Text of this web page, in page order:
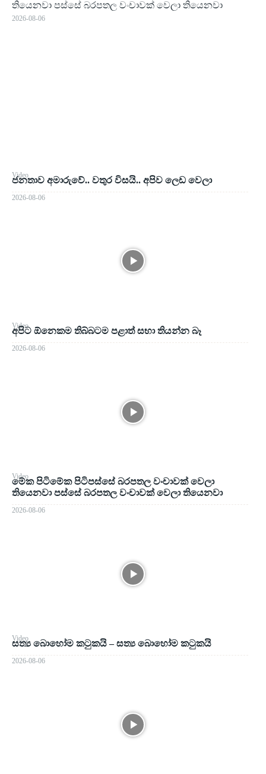
Video
ජනතාව අමාරුවේ.. වතුර විසයි.. අපිව ලෙඩ වෙලා
2026-08-06
Video
අපිට ඕනෙකම තිබ්බටම පළාත් සභා තියන්න බෑ
2026-08-06
Video
මේක පිටිමේක පිටිපස්සේ බරපතල වංචාවක් වෙලා
තියෙනවා පස්සේ බරපතල වංචාවක් වෙලා තියෙනවා
2026-08-06
Video
සත්‍ය බොහෝම කටුකයි – සත්‍ය බොහෝම කටුකයි
2026-08-06
තියෙනවා පස්සේ බරපතල වංචාවක් වෙලා තියෙනවා
2026-08-06